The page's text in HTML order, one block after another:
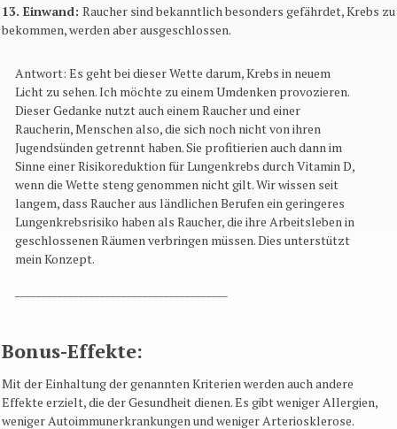
13. Einwand: Raucher sind bekanntlich besonders gefährdet, Krebs zu
bekommen, werden aber ausgeschlossen.
Antwort: Es geht bei dieser Wette darum, Krebs in neuem
Licht zu sehen. Ich möchte zu einem Umdenken provozieren.
Dieser Gedanke nutzt auch einem Raucher und einer
Raucherin, Menschen also, die sich noch nicht von ihren
Jugendsünden getrennt haben. Sie profitierien auch dann im
Sinne einer Risikoreduktion für Lungenkrebs durch Vitamin D,
wenn die Wette steng genommen nicht gilt. Wir wissen seit
langem, dass Raucher aus ländlichen Berufen ein geringeres
Lungenkrebsrisiko haben als Raucher, die ihre Arbeitsleben in
geschlossenen Räumen verbringen müssen. Dies unterstützt
mein Konzept.
Bonus-Effekte:
Mit der Einhaltung der genannten Kriterien werden auch andere
Effekte erzielt, die der Gesundheit dienen. Es gibt weniger Allergien,
weniger Autoimmunerkrankungen und weniger Arteriosklerose.